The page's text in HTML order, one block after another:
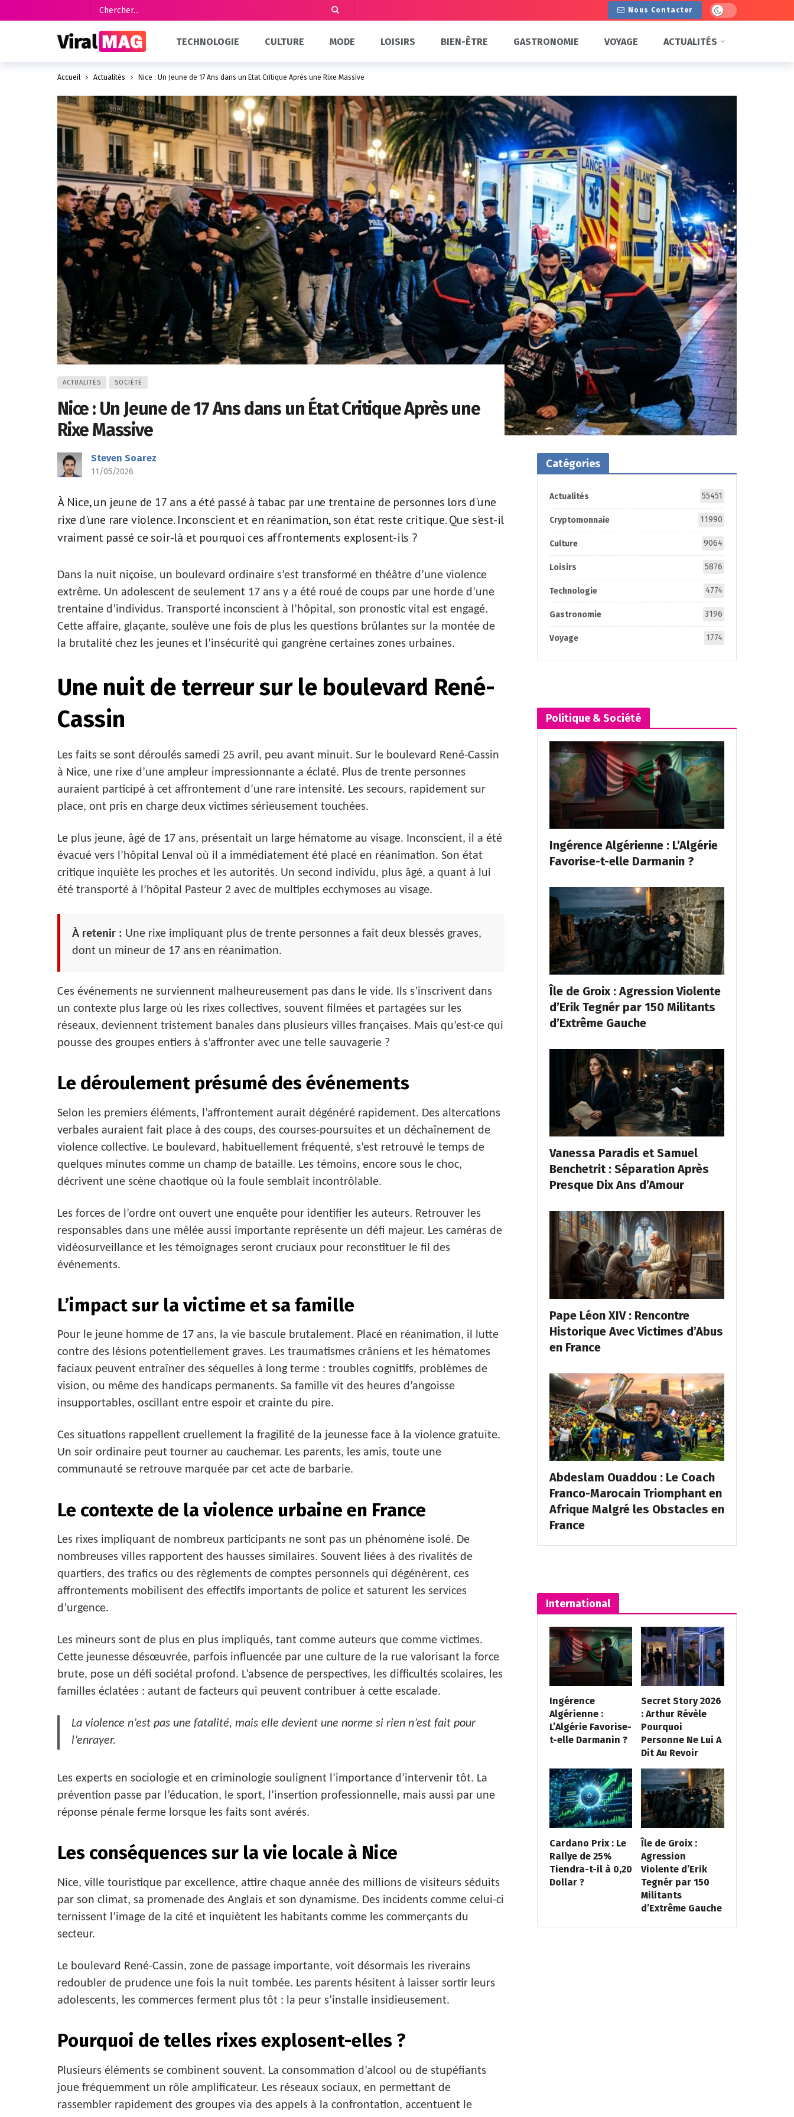
Nous Contacter Dark mode
TECHNOLOGIE CULTURE MODE LOISIRS BIEN-ÊTRE GASTRONOMIE VOYAGE ACTUALITÉS
Accueil Actualités Nice : Un Jeune de 17 Ans dans un État Critique Après une Rixe Massive
ACTUALITÉS SOCIÉTÉ
Nice : Un Jeune de 17 Ans dans un État Critique Après une
Rixe Massive
Steven Soarez
11/05/2026
À Nice, un jeune de 17 ans a été passé à tabac par une trentaine de personnes lors d'une
rixe d'une rare violence. Inconscient et en réanimation, son état reste critique. Que s'est-il
vraiment passé ce soir-là et pourquoi ces affrontements explosent-ils ?
Dans la nuit niçoise, un boulevard ordinaire s’est transformé en théâtre d’une violence
extrême. Un adolescent de seulement 17 ans y a été roué de coups par une horde d’une
trentaine d’individus. Transporté inconscient à l’hôpital, son pronostic vital est engagé.
Cette affaire, glaçante, soulève une fois de plus les questions brûlantes sur la montée de
la brutalité chez les jeunes et l’insécurité qui gangrène certaines zones urbaines.
Une nuit de terreur sur le boulevard René-
Cassin
Les faits se sont déroulés samedi 25 avril, peu avant minuit. Sur le boulevard René-Cassin
à Nice, une rixe d’une ampleur impressionnante a éclaté. Plus de trente personnes
auraient participé à cet affrontement d’une rare intensité. Les secours, rapidement sur
place, ont pris en charge deux victimes sérieusement touchées.
Le plus jeune, âgé de 17 ans, présentait un large hématome au visage. Inconscient, il a été
évacué vers l’hôpital Lenval où il a immédiatement été placé en réanimation. Son état
critique inquiète les proches et les autorités. Un second individu, plus âgé, a quant à lui
été transporté à l’hôpital Pasteur 2 avec de multiples ecchymoses au visage.
À retenir : Une rixe impliquant plus de trente personnes a fait deux blessés graves,
dont un mineur de 17 ans en réanimation.
Ces événements ne surviennent malheureusement pas dans le vide. Ils s’inscrivent dans
un contexte plus large où les rixes collectives, souvent filmées et partagées sur les
réseaux, deviennent tristement banales dans plusieurs villes françaises. Mais qu’est-ce qui
pousse des groupes entiers à s’affronter avec une telle sauvagerie ?
Le déroulement présumé des événements
Selon les premiers éléments, l’affrontement aurait dégénéré rapidement. Des altercations
verbales auraient fait place à des coups, des courses-poursuites et un déchaînement de
violence collective. Le boulevard, habituellement fréquenté, s’est retrouvé le temps de
quelques minutes comme un champ de bataille. Les témoins, encore sous le choc,
décrivent une scène chaotique où la foule semblait incontrôlable.
Les forces de l’ordre ont ouvert une enquête pour identifier les auteurs. Retrouver les
responsables dans une mêlée aussi importante représente un défi majeur. Les caméras de
vidéosurveillance et les témoignages seront cruciaux pour reconstituer le fil des
événements.
L’impact sur la victime et sa famille
Pour le jeune homme de 17 ans, la vie bascule brutalement. Placé en réanimation, il lutte
contre des lésions potentiellement graves. Les traumatismes crâniens et les hématomes
faciaux peuvent entraîner des séquelles à long terme : troubles cognitifs, problèmes de
vision, ou même des handicaps permanents. Sa famille vit des heures d’angoisse
insupportables, oscillant entre espoir et crainte du pire.
Ces situations rappellent cruellement la fragilité de la jeunesse face à la violence gratuite.
Un soir ordinaire peut tourner au cauchemar. Les parents, les amis, toute une
communauté se retrouve marquée par cet acte de barbarie.
Le contexte de la violence urbaine en France
Les rixes impliquant de nombreux participants ne sont pas un phénomène isolé. De
nombreuses villes rapportent des hausses similaires. Souvent liées à des rivalités de
quartiers, des trafics ou des règlements de comptes personnels qui dégénèrent, ces
affrontements mobilisent des effectifs importants de police et saturent les services
d’urgence.
Les mineurs sont de plus en plus impliqués, tant comme auteurs que comme victimes.
Cette jeunesse désœuvrée, parfois influencée par une culture de la rue valorisant la force
brute, pose un défi sociétal profond. L’absence de perspectives, les difficultés scolaires, les
familles éclatées : autant de facteurs qui peuvent contribuer à cette escalade.
La violence n’est pas une fatalité, mais elle devient une norme si rien n’est fait pour
l’enrayer.
Les experts en sociologie et en criminologie soulignent l’importance d’intervenir tôt. La
prévention passe par l’éducation, le sport, l’insertion professionnelle, mais aussi par une
réponse pénale ferme lorsque les faits sont avérés.
Les conséquences sur la vie locale à Nice
Nice, ville touristique par excellence, attire chaque année des millions de visiteurs séduits
par son climat, sa promenade des Anglais et son dynamisme. Des incidents comme celui-ci
ternissent l’image de la cité et inquiètent les habitants comme les commerçants du
secteur.
Le boulevard René-Cassin, zone de passage importante, voit désormais les riverains
redoubler de prudence une fois la nuit tombée. Les parents hésitent à laisser sortir leurs
adolescents, les commerces ferment plus tôt : la peur s’installe insidieusement.
Pourquoi de telles rixes explosent-elles ?
Plusieurs éléments se combinent souvent. La consommation d’alcool ou de stupéfiants
joue fréquemment un rôle amplificateur. Les réseaux sociaux, en permettant de
rassembler rapidement des groupes via des appels à la confrontation, accentuent le
Catégories
Actualités 55451
Cryptomonnaie 11990
Culture 9064
Loisirs 5876
Technologie 4774
Gastronomie 3196
Voyage 1774
Politique & Société
Ingérence Algérienne : L’Algérie
Favorise-t-elle Darmanin ?
Île de Groix : Agression Violente
d’Erik Tegnér par 150 Militants
d’Extrême Gauche
Vanessa Paradis et Samuel
Benchetrit : Séparation Après
Presque Dix Ans d’Amour
Pape Léon XIV : Rencontre
Historique Avec Victimes d’Abus
en France
Abdeslam Ouaddou : Le Coach
Franco-Marocain Triomphant en
Afrique Malgré les Obstacles en
France
International
Ingérence
Algérienne :
L’Algérie Favorise-
t-elle Darmanin ?
Secret Story 2026
: Arthur Révèle
Pourquoi
Personne Ne Lui A
Dit Au Revoir
Cardano Prix : Le
Rallye de 25%
Tiendra-t-il à 0,20
Dollar ?
Île de Groix :
Agression
Violente d’Erik
Tegnér par 150
Militants
d’Extrême Gauche